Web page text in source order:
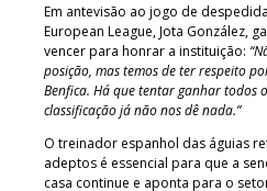
Em antevisão ao jogo de
European League, Jota González,
vencer para honrar a instituição:
posição, mas temos de ter respeito
Benfica. Há que tentar ganhar todos
classificação já não nos dê nada.”
O treinador espanhol das águias
adeptos é essencial para que a
casa continue e aponta para o